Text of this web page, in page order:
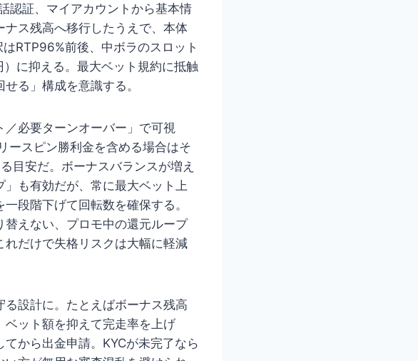
認証、マイアカウントから基本情
ス残高へ移行したうえで、本体
RTP96%前後、中ボラのスロット
に抑える。最大ベット規約に抵触
る」構成を意識する。
必要ターンオーバー」で可視
スピン勝利金を含める場合はそ
目安だ。ボーナスバランスが増え
も有効だが、常に最大ベット上
段階下げて回転数を確保する。
えない、プロモ中の還元ループ
れだけで失格リスクは大幅に軽減
設計に。たとえばボーナス残高
ット額を抑えて完走率を上げ
から出金申請。KYCが未完了なら